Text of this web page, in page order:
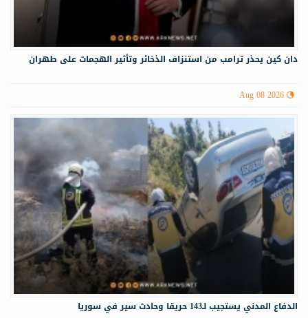
دان كين يحذر ترامب من استنزاف الذخائر وتأثير الهجمات على طهران
Aug 08 2026
الدفاع المدني يستجيب لـ143 حريقا وحادث سير في سوريا